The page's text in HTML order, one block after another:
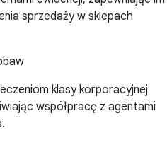
sprzedaży w sklepach
klasy korporacyjnej
współpracę z agentami